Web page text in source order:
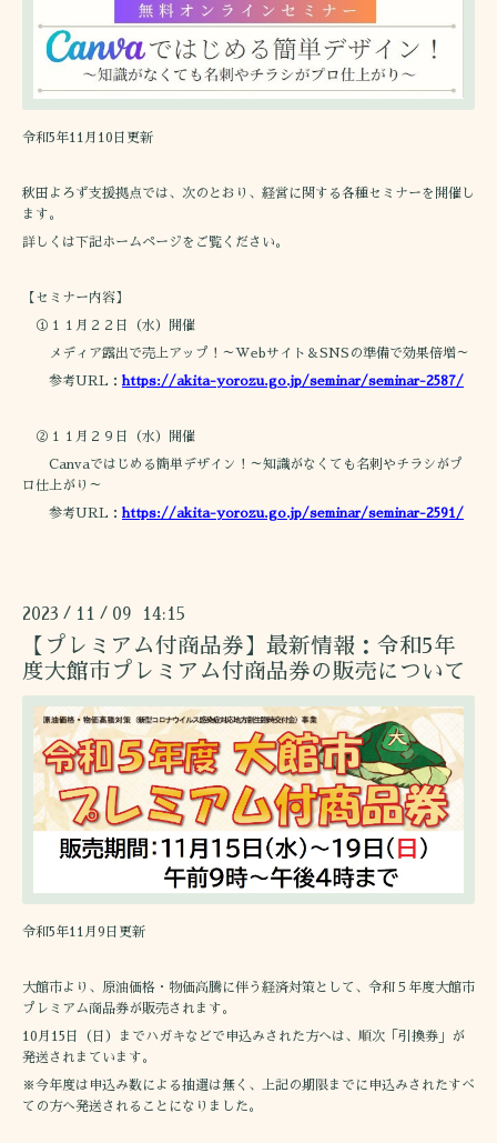
令和5年11月10日更新
秋田よろず支援拠点では、次のとおり、経営に関する各種セミナーを開催し
ます。
詳しくは下記ホームページをご覧ください。
【セミナー内容】
①１１月２２日（水）開催
メディア露出で売上アップ！～Webサイト＆SNSの準備で効果倍増～
参考URL： https://akita-yorozu.go.jp/seminar/seminar-2587/
②１１月２９日（水）開催
Canvaではじめる簡単デザイン！～知識がなくても名刺やチラシがプ
ロ仕上がり～
参考URL： https://akita-yorozu.go.jp/seminar/seminar-2591/
2023 / 11 / 09 14:15
【プレミアム付商品券】最新情報：令和5年
度大館市プレミアム付商品券の販売について
令和5年11月9日更新
大館市より、原油価格・物価高騰に伴う経済対策として、令和５年度大館市
プレミアム商品券が販売されます。
10月15日（日）までハガキなどで申込みされた方へは、順次「引換券」が
発送されまています。
※今年度は申込み数による抽選は無く、上記の期限までに申込みされたすべ
ての方へ発送されることになりました。